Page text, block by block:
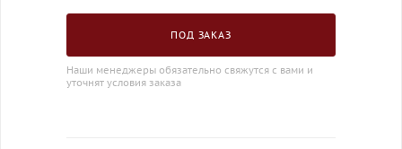
ПОД ЗАКАЗ
Наши менеджеры обязательно свяжутся с вами и
уточнят условия заказа